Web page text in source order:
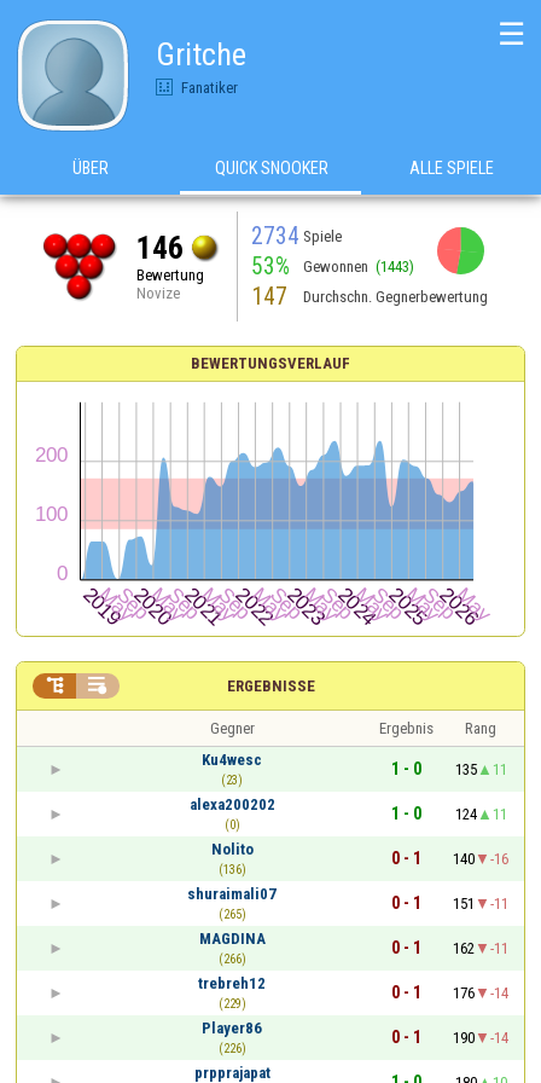
Gritche
Fanatiker
☰
ÜBER QUICK SNOOKER ALLE SPIELE
146
Bewertung
Novize
2734 Spiele
53% Gewonnen (1443)
147 Durchschn. Gegnerbewertung
BEWERTUNGSVERLAUF
ERGEBNISSE
 
Gegner Ergebnis
Rang
Ku4wesc
(23)
1 - 0 135
11
alexa200202
(0)
1 - 0 124
11
Nolito
(136)
0 - 1 140
-16
shuraimali07
(265)
0 - 1 151
-11
MAGDINA
(266)
0 - 1 162
-11
trebreh12
(229)
0 - 1 176
-14
Player86
(226)
0 - 1 190
-14
prpprajapat